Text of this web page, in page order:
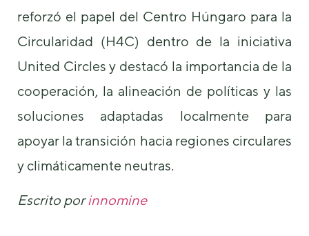
reforzó el papel del Centro Húngaro para la
Circularidad (H4C) dentro de la iniciativa
United Circles y destacó la importancia de la
cooperación, la alineación de políticas y las
soluciones adaptadas localmente para
apoyar la transición hacia regiones circulares
y climáticamente neutras.
Escrito porinnomine